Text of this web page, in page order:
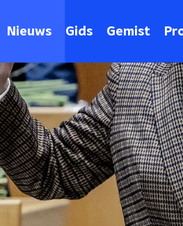
Nieuws Gids Gemist